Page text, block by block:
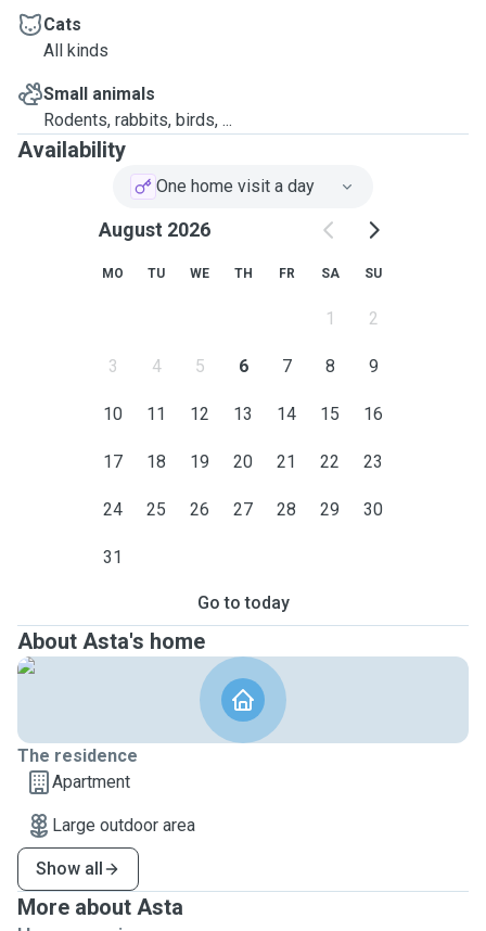
Cats
All kinds
Small animals
Rodents, rabbits, birds, ...
Availability
One home visit a day
August 2026
MO TU WE TH FR SA SU
1 2
3 4 5 6 7 8 9
10 11 12 13 14 15 16
17 18 19 20 21 22 23
24 25 26 27 28 29 30
31
Go to today
About Asta's home
The residence
Apartment
Large outdoor area
Show all
More about Asta